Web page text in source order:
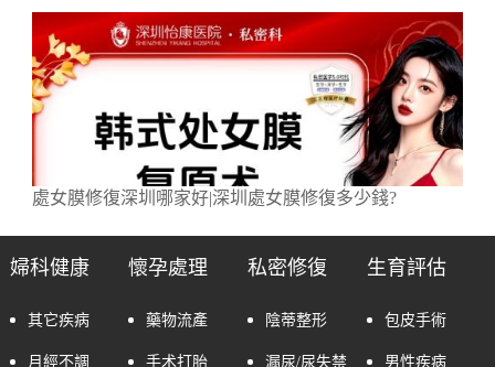
處女膜修復深圳哪家好|深圳處女膜修復多少錢?
婦科健康
其它疾病
月經不調
懷孕處理
藥物流產
手术打胎
私密修復
陰蒂整形
漏尿/尿失禁
生育評估
包皮手術
男性疾病